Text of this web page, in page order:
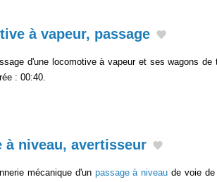
à vapeur, passage
d'une locomotive à vapeur et ses wagons
: 00:40.
à niveau, avertisseur
mécanique d'un passage à niveau de voie